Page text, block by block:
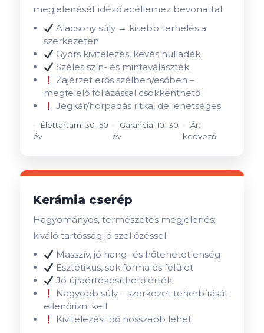
megjelenését idéző acéllemez bevonattal.
Alacsony súly → kisebb terhelés a
szerkezeten
Gyors kivitelezés, kevés hulladék
Széles szín- és mintaválaszték
Zajérzet erős szélben/esőben –
megfelelő fóliázással csökkenthető
Jégkár/horpadás ritka, de lehetséges
Élettartam: 30–50
év
Garancia: 10–30
év
Ár:
kedvező
Kerámia cserép
Hagyományos, természetes megjelenés;
kiváló tartósság jó szellőzéssel.
Masszív, jó hang- és hőtehetetlenség
Esztétikus, sok forma és felület
Jó újraértékesíthető érték
Nagyobb súly – szerkezet teherbírását
ellenőrizni kell
Kivitelezési idő hosszabb lehet